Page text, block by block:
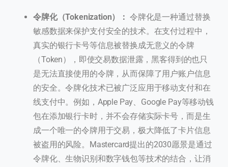
令牌化（Tokenization）： 令牌化是一种通过替换
敏感数据来保护支付安全的技术。在支付过程中，
真实的银行卡号等信息被替换成无意义的令牌
（Token），即使交易数据泄露，黑客得到的也只
是无法直接使用的令牌，从而保障了用户账户信息
的安全。令牌化技术已被广泛应用于移动支付和在
线支付中。例如，Apple Pay、Google Pay等移动钱
包在添加银行卡时，并不会存储实际卡号，而是生
成一个唯一的令牌用于交易，极大降低了卡片信息
被盗用的风险。Mastercard提出的2030愿景是通过
令牌化、生物识别和数字钱包等技术的结合，让消